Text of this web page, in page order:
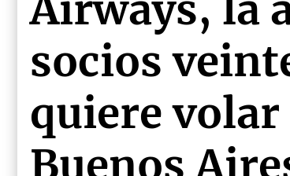
socios
quiere volar
Buenos